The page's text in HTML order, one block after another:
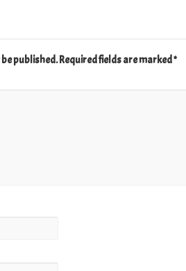
published.Required fields are marked*